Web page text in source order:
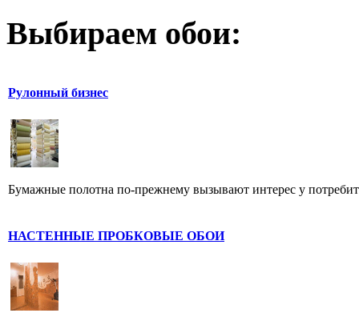
Выбираем обои:
Рулонный бизнес
Бумажные полотна по-прежнему вызывают интерес у
НАСТЕННЫЕ ПРОБКОВЫЕ ОБОИ